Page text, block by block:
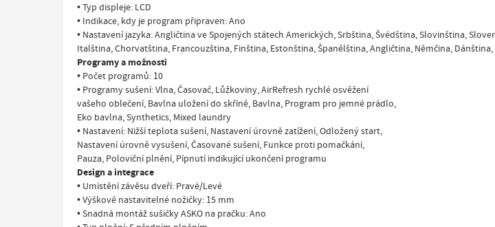
• Typ displeje: LCD
• Indikace, kdy je program připraven: Ano
• Nastavení jazyka: Angličtina ve Spojených státech Amerických, Srbština, Švédština, Slovinština,
Italština, Chorvatština, Francouzština, Finština, Estonština, Španělština, Angličtina, Němčina, Dánština,
Programy a možnosti
• Počet programů: 10
• Programy sušení: Vlna, Časovač, Lůžkoviny, AirRefresh rychlé osvěžení
vašeho oblečení, Bavlna uložení do skříně, Bavlna, Program pro jemné prádlo,
Eko bavlna, Synthetics, Mixed laundry
• Nastavení: Nižší teplota sušení, Nastavení úrovně zatížení, Odložený start,
Nastavení úrovně vysušení, Časované sušení, Funkce proti pomačkání,
Pauza, Poloviční plnění, Pípnutí indikující ukončení programu
Design a integrace
• Umístění závěsu dveří: Pravé/Levé
• Výškově nastavitelné nožičky: 15 mm
• Snadná montáž sušičky ASKO na pračku: Ano